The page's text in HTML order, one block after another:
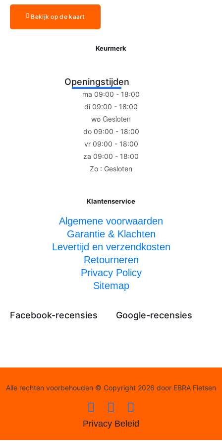
Bekijk op de kaart
Keurmerk
Openingstijden
ma 09:00 - 18:00
di 09:00 - 18:00
wo Gesloten
do 09:00 - 18:00
vr 09:00 - 18:00
za 09:00 - 18:00
Zo : Gesloten
Klantenservice
Algemene voorwaarden
Garantie & Klachten
Levertijd en verzendkosten
Retourneren
Privacy Policy
Sitemap
Facebook-recensies Google-recensies
Alle rechten voorbehouden © Copyright 2026 door EBRA Fietsen
Privacy Beleid